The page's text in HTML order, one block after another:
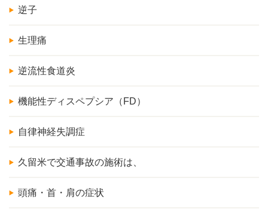
逆子
生理痛
逆流性食道炎
機能性ディスペプシア（FD）
自律神経失調症
久留米で交通事故の施術は、
頭痛・首・肩の症状